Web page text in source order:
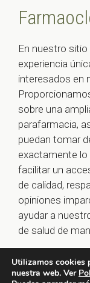
En nuestro
experiencia
interesados en
sobre una
parafarmacia,
puedan tomar
exactamente
facilitar un
de calidad,
opiniones
ayudar a
de salud de
Utilizamos cookies
nuestra web. Ver